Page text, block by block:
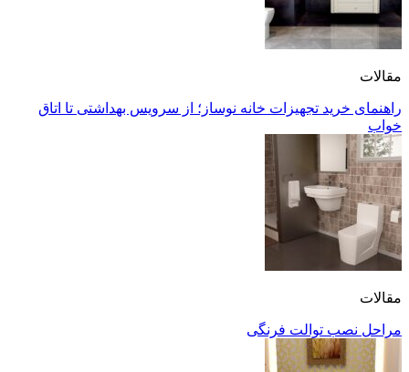
مقالات
راهنمای خرید تجهیزات خانه نوساز؛ از سرویس بهداشتی تا اتاق
خواب
مقالات
مراحل نصب توالت فرنگی